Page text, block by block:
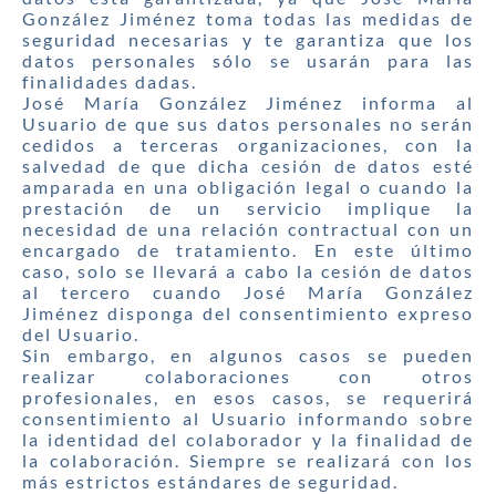
González Jiménez toma todas las medidas de
seguridad necesarias y te garantiza que los
datos personales sólo se usarán para las
finalidades dadas.
José María González Jiménez informa al
Usuario de que sus datos personales no serán
cedidos a terceras organizaciones, con la
salvedad de que dicha cesión de datos esté
amparada en una obligación legal o cuando la
prestación de un servicio implique la
necesidad de una relación contractual con un
encargado de tratamiento. En este último
caso, solo se llevará a cabo la cesión de datos
al tercero cuando José María González
Jiménez disponga del consentimiento expreso
del Usuario.
Sin embargo, en algunos casos se pueden
realizar colaboraciones con otros
profesionales, en esos casos, se requerirá
consentimiento al Usuario informando sobre
la identidad del colaborador y la finalidad de
la colaboración. Siempre se realizará con los
más estrictos estándares de seguridad.